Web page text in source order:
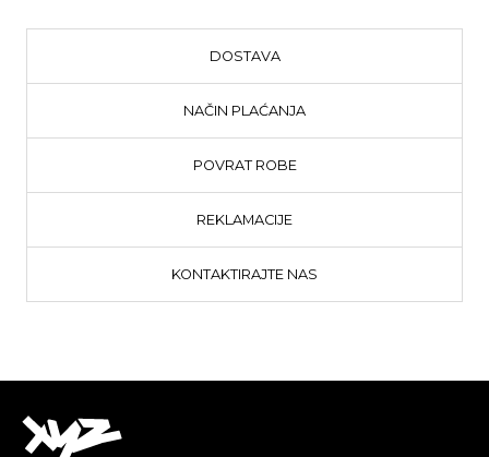
DOSTAVA
NAČIN PLAĆANJA
POVRAT ROBE
REKLAMACIJE
KONTAKTIRAJTE NAS